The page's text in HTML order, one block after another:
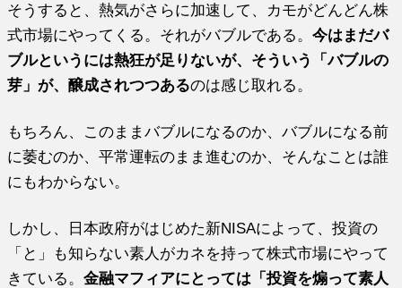
そうすると、熱気がさらに加速して、カモがどんどん株
式市場にやってくる。それがバブルである。今はまだバ
ブルというには熱狂が足りないが、そういう「バブルの
芽」が、醸成されつつあるのは感じ取れる。
もちろん、このままバブルになるのか、バブルになる前
に萎むのか、平常運転のまま進むのか、そんなことは誰
にもわからない。
しかし、日本政府がはじめた新NISAによって、投資の
「と」も知らない素人がカネを持って株式市場にやって
きている。金融マフィアにとっては「投資を煽って素人